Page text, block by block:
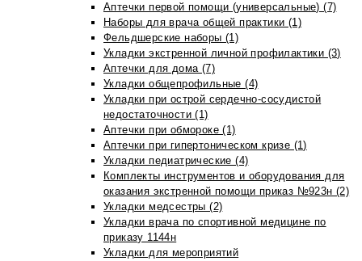
Аптечки первой помощи (универсальные) (7)
Наборы для врача общей практики (1)
Фельдшерские наборы (1)
Укладки экстренной личной профилактики (3)
Аптечки для дома (7)
Укладки общепрофильные (4)
Укладки при острой сердечно-сосудистой
недостаточности (1)
Аптечки при обмороке (1)
Аптечки при гипертоническом кризе (1)
Укладки педиатрические (4)
Комплекты инструментов и оборудования для
оказания экстренной помощи приказ №923н (2)
Укладки медсестры (2)
Укладки врача по спортивной медицине по
приказу 1144н
Укладки для мероприятий